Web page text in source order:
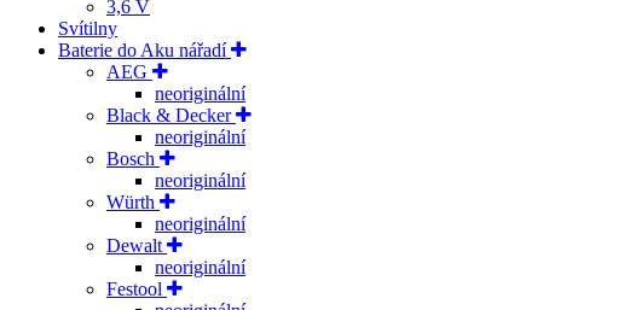
3,6 V
Svítilny
Baterie do Aku nářadí
AEG
neoriginální
Black & Decker
neoriginální
Bosch
neoriginální
Würth
neoriginální
Dewalt
neoriginální
Festool